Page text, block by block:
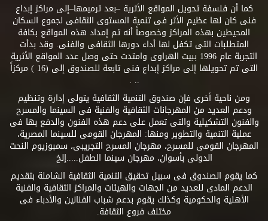
كما أن فلسفة تحويل المواقع الأثرية –بعد ترميمها–إلى مراكز إبداع
فنى كان لها عظيم الأثر فى تنمية المستوى الثقافى لجموع السكان
المحيطين بهذه المراكز وخصوصاً أنه تم إمداد هذه المواقع بكافة
المتطلبات التى تكفل لها أداء دورها الثقافى والفنى. وقد بدأت
التجربة عام 1996 ببيت الهراوى وامتدت حتى وصل عدد المواقع الأثرية
التى تم تحويلها إلى مراكز إبداع فنى تابعة للصندوق إلى (16 ) مركزاً
.. .
ومن ناحية أخرى فإن صندوق التنمية الثقافية يتولى إدارة وتنظيم
ودعم العديد من المهرجانات الثقافية والفنية فى السينما والمسرح
والفنون التشكيلية والتى تعمل على دعم هذه الفنون والدفع بها فى
عملية التنمية والتطوير ومنها: المهرجان القومى للسينما المصرية،
المهرجان القومى للمسرح، مهرجان المسرح التجريبى، سمبوزيوم النحت
الدولى بأسوان، مهرجان سينما الطفل.....إلخ
كما يقوم الصندوق فى سبيل تحقيق التنمية الثقافية الشاملة بتقديم
الدعم المادى للعديد من الجهات والهيئات والمراكز الثقافية والفنية
الأهلية والحكومية وكذلك يقوم بدعم شباب الفنانين والأدباء فى
مختلف فروع الثقافة.